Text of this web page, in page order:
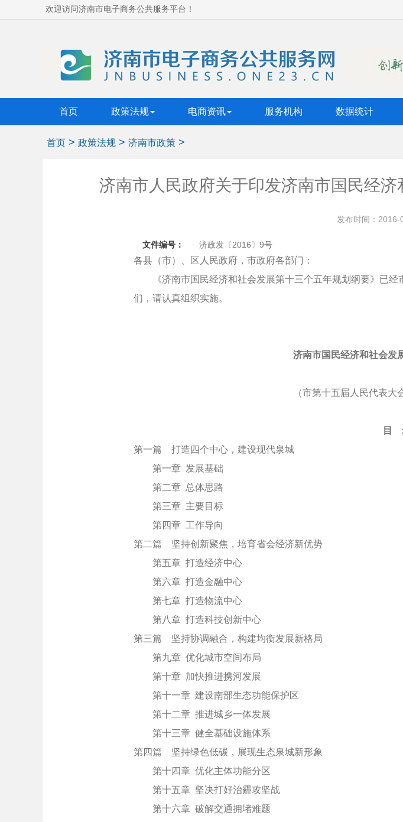
欢迎访问济南市电子商务公共服务平台！
首页 政策法规 电商资讯 服务机构 数据统计
首页 > 政策法规 > 济南市政策 >
济南市人民政府关于印发济南市国民经
发布时间：
文件编号： 济政发〔2016〕9号
各县（市）、区人民政府，市政府各部门：
《济南市国民经济和社会发展第十三个五年规划纲要》已经
们，请认真组织实施。
济南市国民经济和社会发
（市第十五届人民代表大
目
第一篇 打造四个中心，建设现代泉城
第一章 发展基础
第二章 总体思路
第三章 主要目标
第四章 工作导向
第二篇 坚持创新聚焦，培育省会经济新优势
第五章 打造经济中心
第六章 打造金融中心
第七章 打造物流中心
第八章 打造科技创新中心
第三篇 坚持协调融合，构建均衡发展新格局
第九章 优化城市空间布局
第十章 加快推进携河发展
第十一章 建设南部生态功能保护区
第十二章 推进城乡一体发展
第十三章 健全基础设施体系
第四篇 坚持绿色低碳，展现生态泉城新形象
第十四章 优化主体功能分区
第十五章 坚决打好治霾攻坚战
第十六章 破解交通拥堵难题